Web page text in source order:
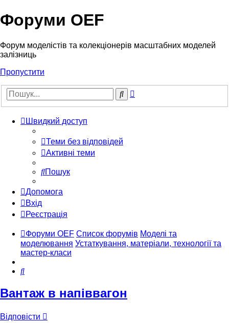
Форуми OEF
Форум моделістів та колекціонерів масштабних моделей
залізниць
Пропустити
Пошук
Швидкий доступ
Теми без відповідей
Активні теми
Пошук
Допомога
Вхід
Реєстрація
Форуми OEF Список форумів Моделі та
моделювання Устаткування, матеріали, технології та
мастер-класи
Пошук
Вантаж в напіввагон
Відповісти